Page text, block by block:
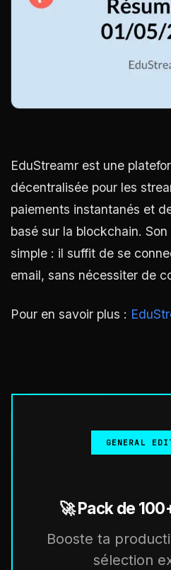
EduStreamr est une
décentralisée pour les
paiements instantanés et
basé sur la blockchain.
simple : il suffit de se
email, sans nécessiter de
Pour en savoir plus :
GENERAL
🚀 Pack de
Booste ta
sélection